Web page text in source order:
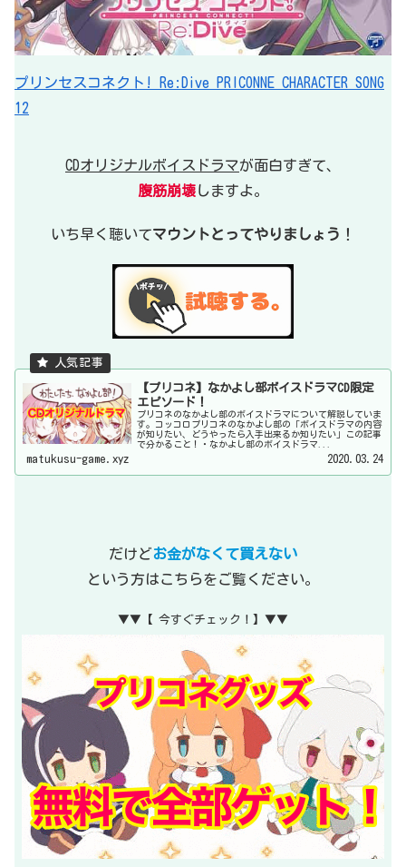
プリンセスコネクト! Re:Dive PRICONNE CHARACTER SONG
12
CDオリジナルボイスドラマが面白すぎて、
腹筋崩壊しますよ。
いち早く聴いてマウントとってやりましょう ！
【プリコネ】なかよし部ボイスドラマCD限定
エピソード！
プリコネのなかよし部のボイスドラマについて解説していま
す。コッコロプリコネのなかよし部の「ボイスドラマの内容
が知りたい、どうやったら入手出来るか知りたい」この記事
で分かること！・なかよし部のボイスドラマ...
matukusu-game.xyz 2020.03.24
だけどお金がなくて買えない
という方はこちらをご覧ください。
▼▼【 今すぐチェック！】▼▼